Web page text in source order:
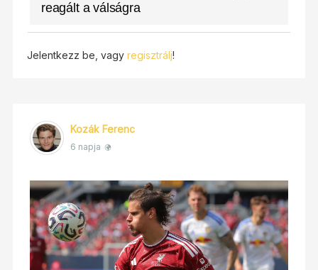
reagált a válságra
Jelentkezz be, vagy regisztrálj!
Kozák Ferenc
6 napja